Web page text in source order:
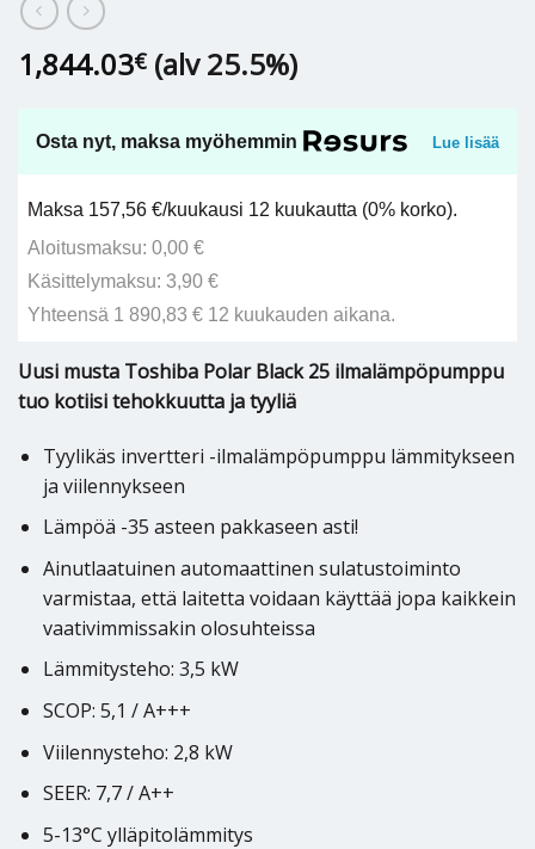
1,844.03€ (alv 25.5%)
Osta nyt, maksa myöhemmin Lue lisää
Maksa 157,56 €/kuukausi 12 kuukautta (0% korko).
Aloitusmaksu: 0,00 €
Käsittelymaksu: 3,90 €
Yhteensä 1 890,83 € 12 kuukauden aikana.
Uusi musta Toshiba Polar Black 25 ilmalämpöpumppu
tuo kotiisi tehokkuutta ja tyyliä
Tyylikäs invertteri -ilmalämpöpumppu lämmitykseen
ja viilennykseen
Lämpöä -35 asteen pakkaseen asti!
Ainutlaatuinen automaattinen sulatustoiminto
varmistaa, että laitetta voidaan käyttää jopa kaikkein
vaativimmissakin olosuhteissa
Lämmitysteho: 3,5 kW
SCOP: 5,1 / A+++
Viilennysteho: 2,8 kW
SEER: 7,7 / A++
5-13°C ylläpitolämmitys